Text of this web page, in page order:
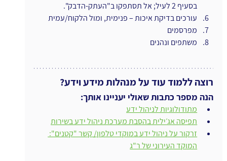
בסעיף 2 לעיל; אל תסתפקו ב"העתק-הדבק".
עורכים בדיקת איכות – פנימית, ומול הלקוח/עמית
מפרסמים
משתפים ונהנים
רוצה ללמוד עוד על מנהלות מידע וידע?
הנה מספר כתבות שאולי יעניינו אותך:
מתודולוגיות לניהול ידע
תפיסה אג׳ילית בהסבת מערכת ניהול ידע בשירות
זרקור על ניהול ידע במוקדי טלפון/ קשר "קטנים":
המוקד העירוני של ר"ג